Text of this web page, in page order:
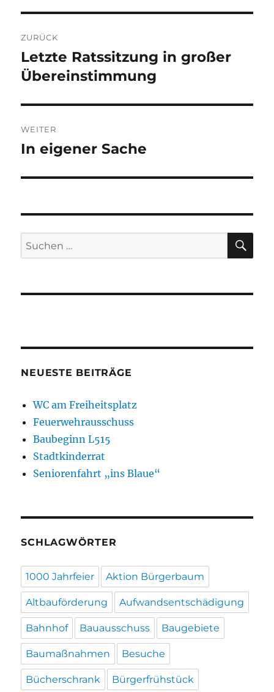
ZURÜCK
Vorheriger
Beitrag:
Letzte Ratssitzung in großer
Übereinstimmung
WEITER
Nächster
In eigener Sache
Suchen
nach:
NEUESTE BEITRÄGE
WC am Freiheitsplatz
Feuerwehrausschuss
Baubeginn L515
Stadtkinderrat
Seniorenfahrt „ins Blaue“
SCHLAGWÖRTER
1000 Jahrfeier Aktion Bürgerbaum
Altbauförderung Aufwandsentschädigung
Bahnhof Bauausschuss Baugebiete
Baumaßnahmen Besuche
Bücherschrank Bürgerfrühstück